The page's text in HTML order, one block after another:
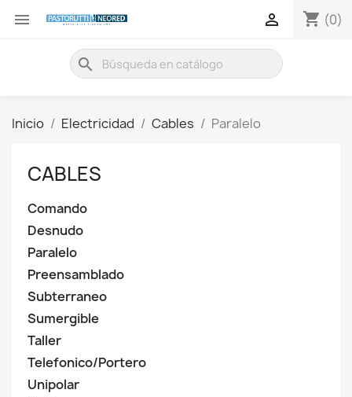
 shopping_cart (0)

search
Inicio Electricidad Cables Paralelo
CABLES
Comando
Desnudo
Paralelo
Preensamblado
Subterraneo
Sumergible
Taller
Telefonico/Portero
Unipolar